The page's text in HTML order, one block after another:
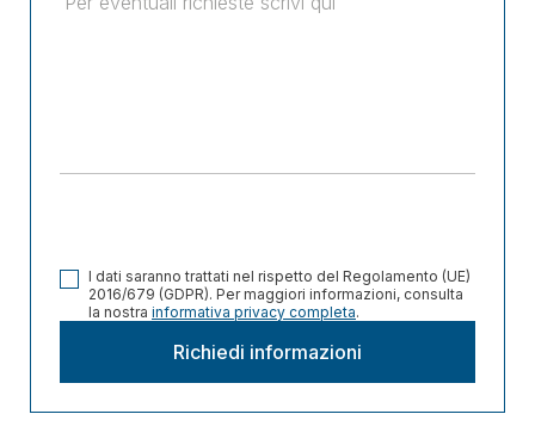
I dati saranno trattati nel rispetto del Regolamento (UE)
2016/679 (GDPR). Per maggiori informazioni, consulta
la nostra informativa privacy completa.